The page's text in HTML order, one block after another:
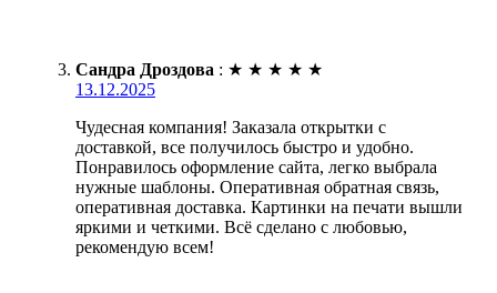
Сандра Дроздова : ★ ★ ★ ★ ★
13.12.2025
Чудесная компания! Заказала открытки с
доставкой, все получилось быстро и удобно.
Понравилось оформление сайта, легко выбрала
нужные шаблоны. Оперативная обратная связь,
оперативная доставка. Картинки на печати вышли
яркими и четкими. Всё сделано с любовью,
рекомендую всем!